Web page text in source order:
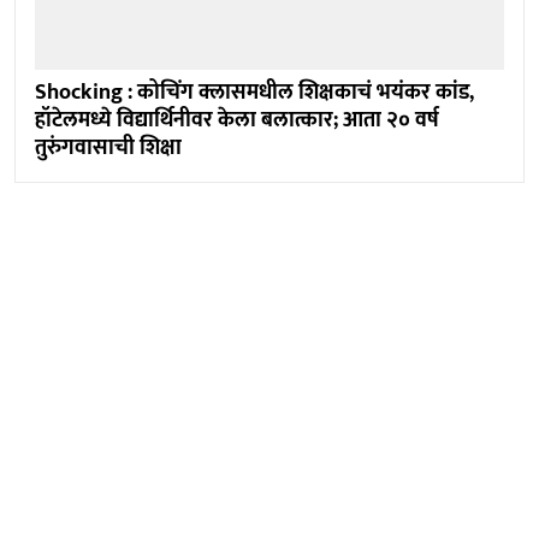
Shocking : कोचिंग क्लासमधील शिक्षकाचं भयंकर कांड,
हॉटेलमध्ये विद्यार्थिनीवर केला बलात्कार; आता २० वर्ष
तुरुंगवासाची शिक्षा